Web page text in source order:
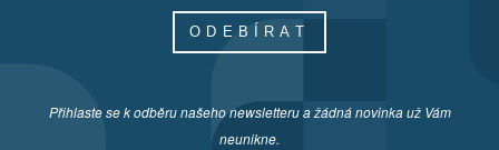
ODEBÍRAT
Přihlaste se k odběru našeho newsletteru a žádná novinka už Vám
neunikne.